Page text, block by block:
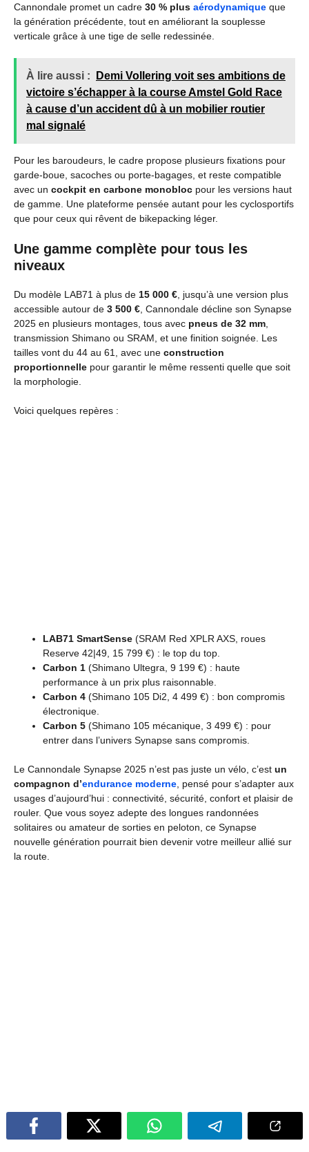
Cannondale promet un cadre 30 % plus aérodynamique que
la génération précédente, tout en améliorant la souplesse
verticale grâce à une tige de selle redessinée.
À lire aussi :
Demi Vollering voit ses ambitions de
victoire s’échapper à la course Amstel Gold Race
à cause d’un accident dû à un mobilier routier
mal signalé
Pour les baroudeurs, le cadre propose plusieurs fixations pour
garde-boue, sacoches ou porte-bagages, et reste compatible
avec un cockpit en carbone monobloc pour les versions haut
de gamme. Une plateforme pensée autant pour les cyclosportifs
que pour ceux qui rêvent de bikepacking léger.
Une gamme complète pour tous les
niveaux
Du modèle LAB71 à plus de 15 000 €, jusqu’à une version plus
accessible autour de 3 500 €, Cannondale décline son Synapse
2025 en plusieurs montages, tous avec pneus de 32 mm,
transmission Shimano ou SRAM, et une finition soignée. Les
tailles vont du 44 au 61, avec une construction
proportionnelle pour garantir le même ressenti quelle que soit
la morphologie.
Voici quelques repères :
LAB71 SmartSense (SRAM Red XPLR AXS, roues
Reserve 42|49, 15 799 €) : le top du top.
Carbon 1 (Shimano Ultegra, 9 199 €) : haute
performance à un prix plus raisonnable.
Carbon 4 (Shimano 105 Di2, 4 499 €) : bon compromis
électronique.
Carbon 5 (Shimano 105 mécanique, 3 499 €) : pour
entrer dans l’univers Synapse sans compromis.
Le Cannondale Synapse 2025 n’est pas juste un vélo, c’est un
compagnon d’endurance moderne, pensé pour s’adapter aux
usages d’aujourd’hui : connectivité, sécurité, confort et plaisir de
rouler. Que vous soyez adepte des longues randonnées
solitaires ou amateur de sorties en peloton, ce Synapse
nouvelle génération pourrait bien devenir votre meilleur allié sur
la route.